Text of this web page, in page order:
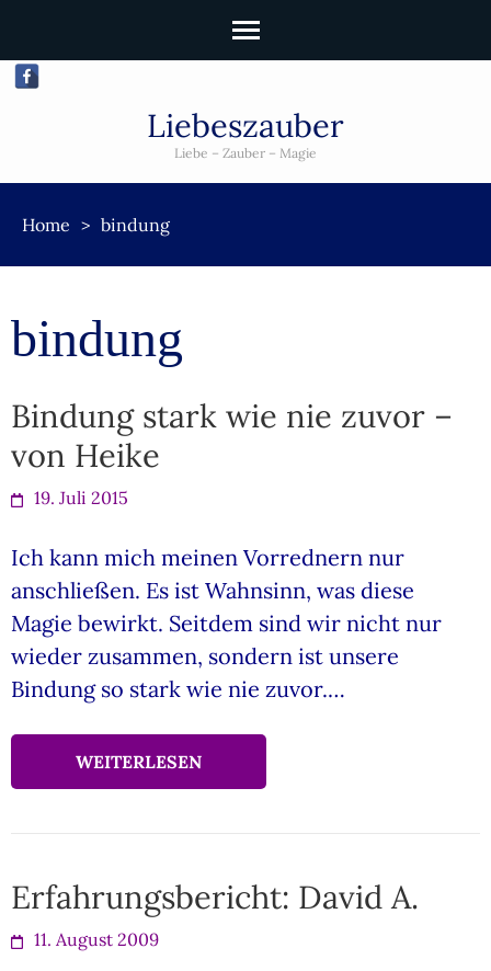
Liebeszauber
Liebe – Zauber – Magie
Home > bindung
bindung
Bindung stark wie nie zuvor –
von Heike
19. Juli 2015
Ich kann mich meinen Vorrednern nur
anschließen. Es ist Wahnsinn, was diese
Magie bewirkt. Seitdem sind wir nicht nur
wieder zusammen, sondern ist unsere
Bindung so stark wie nie zuvor.…
WEITERLESEN
Erfahrungsbericht: David A.
11. August 2009